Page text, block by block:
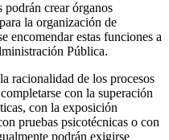
crear órganos
la organización de
encomendar estas funciones a
Pública.
racionalidad de los procesos
con la superación
con la exposición
pruebas psicotécnicas o con
podrán exigirse